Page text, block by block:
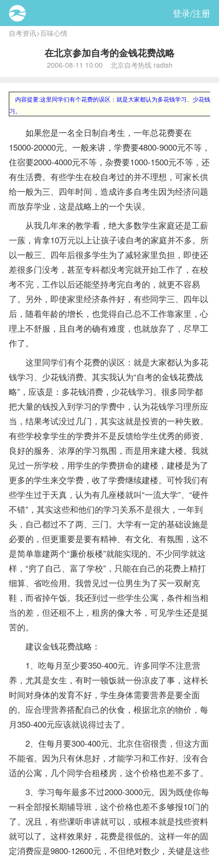
登录/注册
自考资讯>百味心情
在北京参加自考的金钱花费战略
2006-08-11 10:00 北京自考热线 radish
内容提要:这里同学们有个花费的误区：就是大家都认为多花钱学习、少花钱
习。
如果您是一名全日制自考生，一年总花费要在
15000-20000元。一般来讲，学费要4800-9000元不等，
住宿要2000-4000元不等，杂费要1000-1500元不等，还
有生活费。有些学生在校自考过的并不理想，可家长供
给一般为三、四年时间，造成许多自考生因为经济问题
而放弃学业，这是战略上的一个失误。
从我几年来的教学看，绝大多数学生家庭还是工薪
一蔟，肯拿10万元以上让孩子读自考的家庭并不多。所
以一般三、四年后很多学生为了减轻家里负担，即使还
差很多门没考，甚至专科都没考完就开始工作了，在校
考不完，工作以后还能坚持考完自考的，就更不容易
了。另外，即使家里经济条件好，有些同学三、四年以
后，随着年龄的增长，也觉得自己总不工作靠家里，心
理上不舒服，且自考的确有难度，也就放弃了，尽早工
作了。
这里同学们有个花费的误区：就是大家都认为多花
钱学习、少花钱消费。其实我认为“自考的金钱花费战
略”，应该是：多花钱消费，少花钱学习。很多同学都
把大量的钱投入到学习的学费中，认为花钱学习理所应
当，结果考试没过几门，其实这就是投资的一种失败。
有些学校拿学生的学费并不是反馈给学生优秀的师资、
良好的服务、浓厚的学习氛围，而是用来建大楼。我就
见过一所学校，用学生的学费拼命的建楼，建楼是为了
更多的学生来交学费，收了学费继续建楼。可怜我们有
些学生过于天真，认为有几座楼就叫“一流大学”、“硬件
不错”，其实这些和他们的学习关系不是很大，一年到
头，自己都过不了两、三门。大学有一定的基础设施是
必要的，但更重要是要有精神、有文化、有氛围，这不
是简单靠建两个“廉价板楼”就能实现的。不少同学就这
样，“穷了自己、富了学校”，只能在自己的花费上精打
细算、省吃俭用。我曾见过一位男生为了买一双耐克
鞋，而省掉午饭。我还到过一些学生公寓，条件相当相
当的差，但还租不上，租房的像大爷，可见学生还是挺
苦的。
建议金钱花费战略：
1、吃每月至少要350-400元。许多同学不注意营
养，尤其是女生，有时一顿饭就一份凉皮了事，这样长
时间对身体的发育不好，学生身体需要营养是要全面
的。应合理营养搭配自己的伙食，根据北京的物价，每
月350-400元应该就说得过去了。
2、住每月要300-400元。北京住宿很贵，但这方面
不能省。因为只有休息好，才能学习和工作好。没有合
适的公寓，几个同学合租楼房，这个价格也差不多了。
3、学习每年最多不过2000-3000元。因为既使你每
一科全部报长期辅导班，这个价格也差不多够报10门的
了。况且，有些课听串讲就可以，或根本就是找些资料
就可以了。这样效果好，花费是很低的。这样一年的固
定消费应是9800-12600元，不但绝对数少，关键是这些